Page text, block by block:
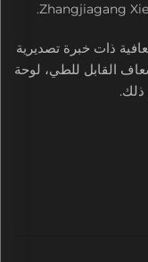
Zhangjiagang
ذات خبرة تصديرية
القابل للطي، لوحة
ذلك.